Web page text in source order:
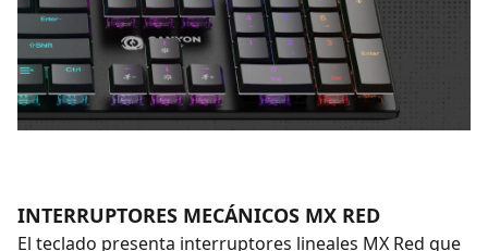
INTERRUPTORES MECÁNICOS MX RED
El teclado presenta interruptores lineales MX Red que